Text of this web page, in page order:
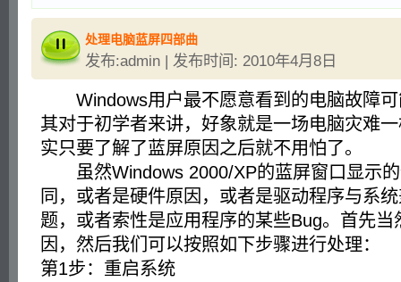
处理电脑蓝屏四部曲
发布:admin | 发布时间: 2010年4月8日
Windows用户最不愿意看到的电脑故障可
其对于初学者来讲，好象就是一场电脑灾难
实只要了解了蓝屏原因之后就不用怕了。
虽然Windows 2000/XP的蓝屏窗口显示的
同，或者是硬件原因，或者是驱动程序与系
题，或者索性是应用程序的某些Bug。首先当
因，然后我们可以按照如下步骤进行处理：
第1步：重启系统